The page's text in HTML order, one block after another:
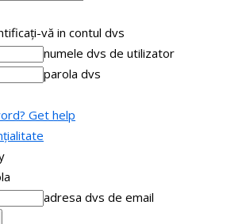
vă in contul dvs
numele dvs de utilizator
parola dvs
Get help
adresa dvs de email